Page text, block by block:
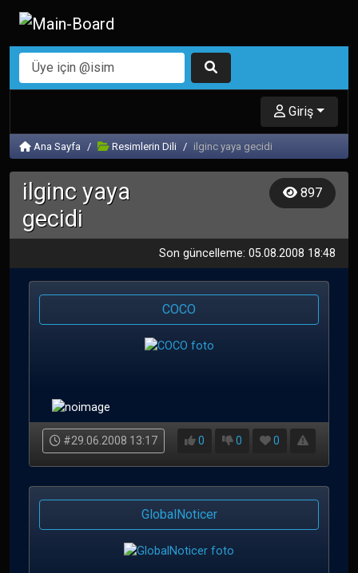
Giriş
Ana Sayfa Resimlerin Dili ilginc yaya gecidi
ilginc yaya
gecidi
897
Son güncelleme: 05.08.2008 18:48
COCO
#29.06.2008 13:17 0 0 0
GlobalNoticer